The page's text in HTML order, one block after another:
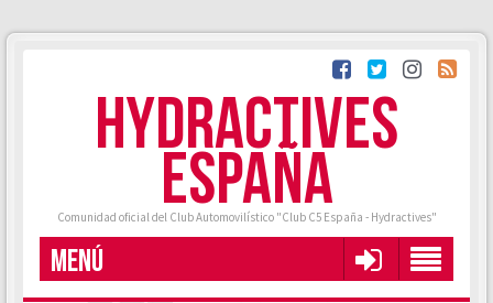
HYDRACTIVES
ESPAÑA
Comunidad oficial del Club Automovilístico "Club C5 España - Hydractives"
MENÚ